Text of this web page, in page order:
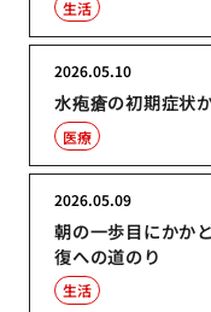
生活
水疱瘡の初期症状
2026.05.10
医療
朝の一歩目にかか
復への道のり
2026.05.09
生活